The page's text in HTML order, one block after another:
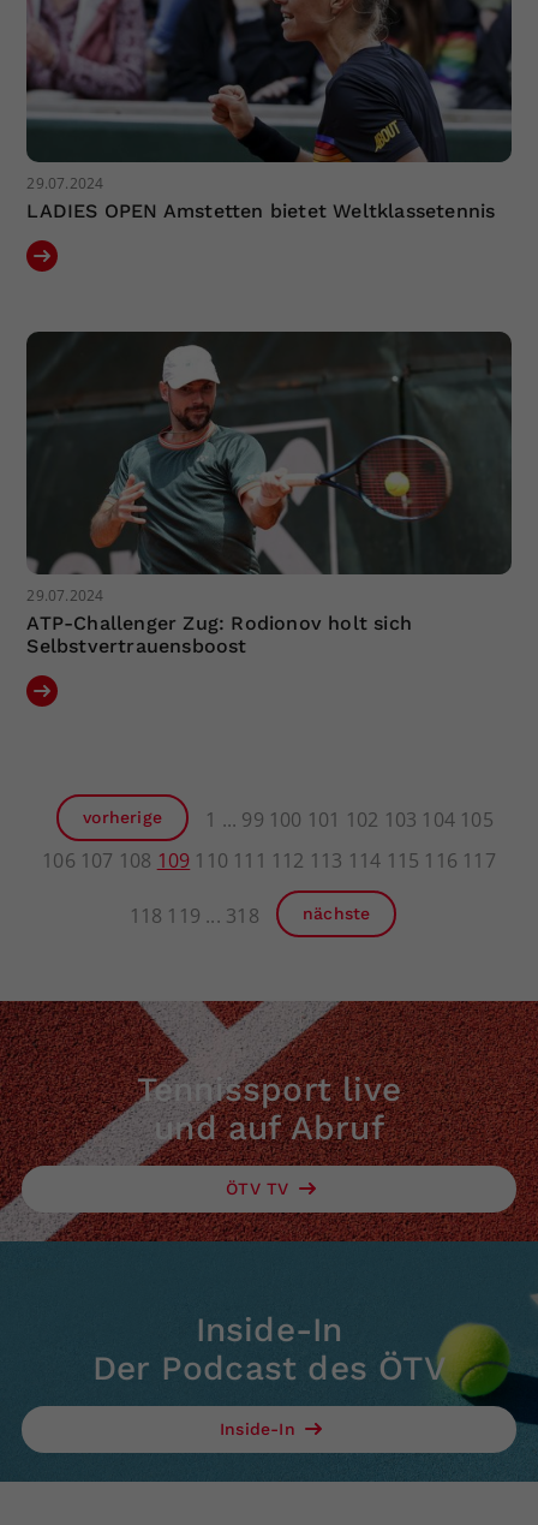
29.07.2024
LADIES OPEN Amstetten bietet Weltklassetennis
29.07.2024
ATP-Challenger Zug: Rodionov holt sich
Selbstvertrauensboost
vorherige 1 99 100 101 102 103 104 105
106 107 108 109 110 111 112 113 114 115 116 117
118 119 318 nächste
Tennissport live
und auf Abruf
ÖTV TV
Inside-In
Der Podcast des ÖTV
Inside-In